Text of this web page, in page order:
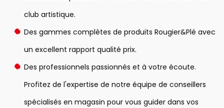
club artistique.
Des gammes complètes de produits Rougier&Plé avec
un excellent rapport qualité prix.
Des professionnels passionnés et à votre écoute.
Profitez de l'expertise de notre équipe de conseillers
spécialisés en magasin pour vous guider dans vos